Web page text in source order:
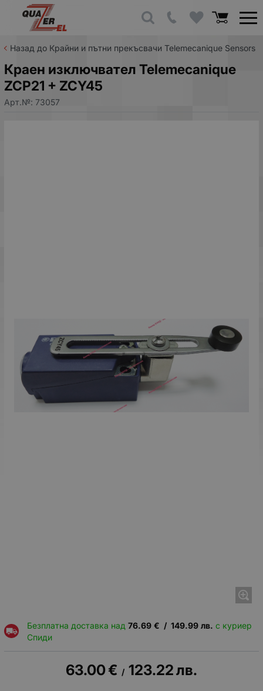
Назад до Крайни и пътни прекъсвачи Telemecanique Sensors
Краен изключвател Telemecanique
ZCP21 + ZCY45
Арт.№: 73057
Безплатна доставка над 76.69 € / 149.99 лв. с куриер
Спиди
63.00€ / 123.22лв.